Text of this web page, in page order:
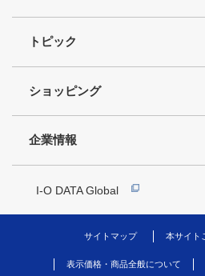
トピック
ショッピング
企業情報
I-O DATA Global
サイトマップ 本サイト
表示価格・商品全般について